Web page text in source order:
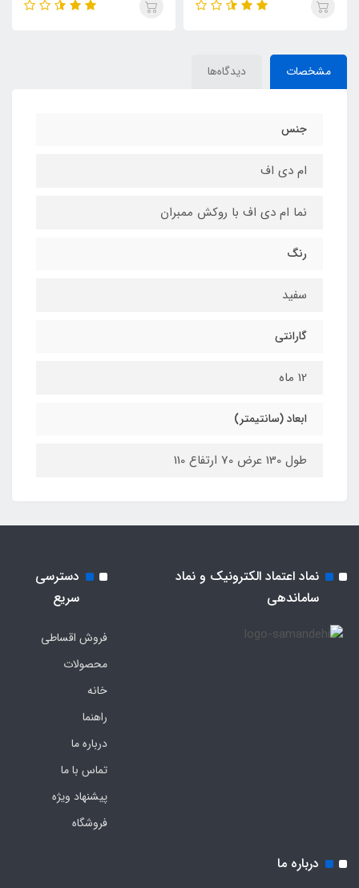
مشخصات دیدگاه‌ها
جنس
ام دی اف
نما ام دی اف با روکش ممبران
رنگ
سفید
گارانتی
12 ماه
ابعاد (سانتیمتر)
طول 130 عرض 70 ارتفاع 110
نماد اعتماد الکترونیک و نماد
ساماندهی
دسترسی
سریع
فروش اقساطی
محصولات
خانه
راهنما
درباره ما
تماس با ما
پیشنهاد ویژه
فروشگاه
درباره ما